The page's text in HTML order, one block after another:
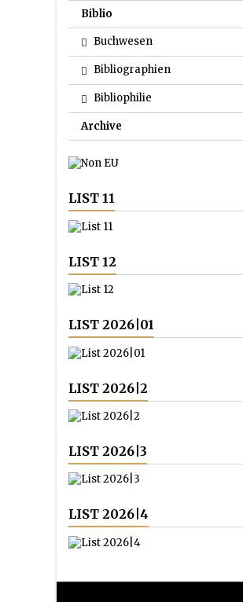
Biblio
Buchwesen
Bibliographien
Bibliophilie
Archive
LIST 11
LIST 12
LIST 2026|01
LIST 2026|2
LIST 2026|3
LIST 2026|4